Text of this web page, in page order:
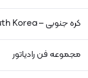
کره جنوبی – South Korea
مجموعه فن رادیاتور